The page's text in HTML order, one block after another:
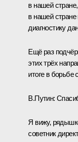
в нашей
в нашей
диагностику
Ещё раз
этих трёх
итоге в борьбе
В.Путин:
Я вижу,
советник